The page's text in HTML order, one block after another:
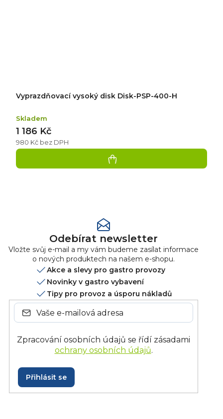
Vyprazdňovací vysoký disk Disk-PSP-400-H
Skladem
980 Kč bez DPH
1 186 Kč
Odebírat newsletter
Vložte svůj e-mail a my vám budeme zasílat informace
o nových produktech na našem e-shopu.
Akce a slevy pro gastro provozy
Novinky v gastro vybavení
Tipy pro provoz a úsporu nákladů
Zpracování osobních údajů se řídí zásadami
ochrany osobních údajů.
Přihlásit se